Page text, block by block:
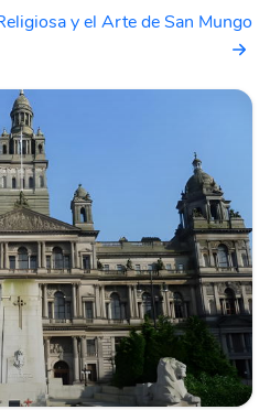
y el Arte de San Mungo